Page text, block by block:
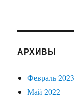
АРХИВЫ
Февраль 2023
Май 2022